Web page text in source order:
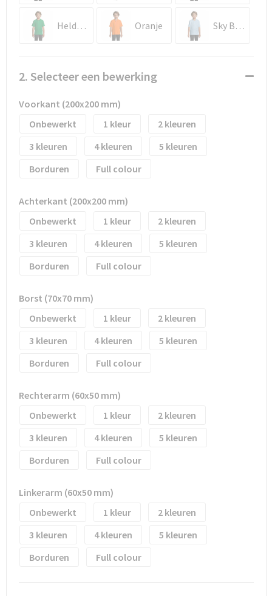
Reistassen
Schoenentassen
Schoudertassen
Strandtassen
Tablettassen
Toilettassen
Trolleys
Veiligheidsvesten en Veiligheidshesjes
Gehoorbescherming
Ademhalingsbescherming
Helder Groen Oranje Sky Blue Pique
2. Selecteer een bewerking
Voorkant (200x200 mm)
Onbewerkt
1
2
3
4
5
Borduren
Full colour
Achterkant (200x200 mm)
Onbewerkt
1
2
3
4
5
Borduren
Full colour
Borst (70x70 mm)
Onbewerkt
1
2
3
4
5
Borduren
Full colour
Rechterarm (60x50 mm)
Onbewerkt
1
2
3
4
5
Borduren
Full colour
Linkerarm (60x50 mm)
Onbewerkt
1
2
3
4
5
Borduren
Full colour